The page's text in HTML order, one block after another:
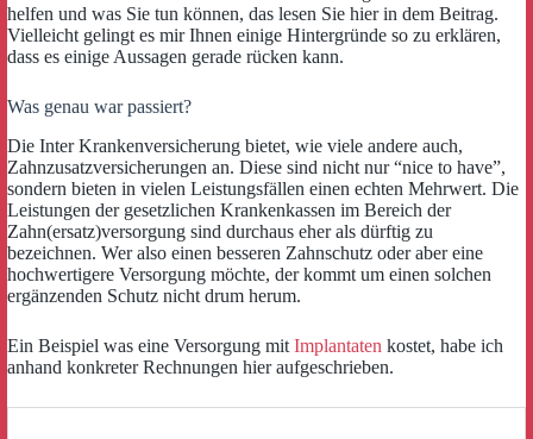
helfen und was Sie tun können, das lesen Sie hier in dem Beitrag.
Vielleicht gelingt es mir Ihnen einige Hintergründe so zu erklären,
dass es einige Aussagen gerade rücken kann.
Was genau war passiert?
Die Inter Krankenversicherung bietet, wie viele andere auch,
Zahnzusatzversicherungen an. Diese sind nicht nur “nice to have”,
sondern bieten in vielen Leistungsfällen einen echten Mehrwert. Die
Leistungen der gesetzlichen Krankenkassen im Bereich der
Zahn(ersatz)versorgung sind durchaus eher als dürftig zu
bezeichnen. Wer also einen besseren Zahnschutz oder aber eine
hochwertigere Versorgung möchte, der kommt um einen solchen
ergänzenden Schutz nicht drum herum.
Ein Beispiel was eine Versorgung mit Implantaten kostet, habe ich
anhand konkreter Rechnungen hier aufgeschrieben.